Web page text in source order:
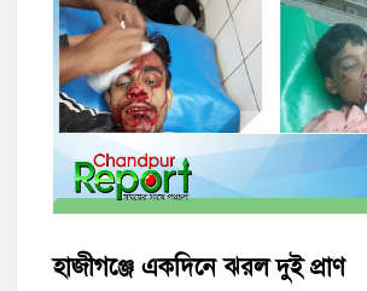
হাজীগঞ্জে শিক্ষার্থীদের লেখাপড়ার মানোন্নয়নে ও
অভিভাবক সমাবেশ
হাজীগঞ্জে অস্বাস্থ্যকর পরিবেশে খাবার প্রস্তুত: ২
টাকা জরিমানা
হাজীগঞ্জে ৬ বছরের শিশুকে ধর্ষণের অভিযোগে
হাজীগঞ্জে একদিনে ঝরল দুই প্রাণ